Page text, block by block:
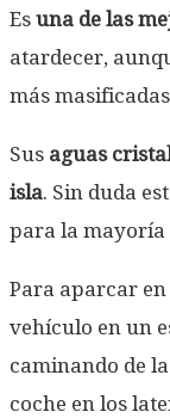
Es una de las
atardecer,
más
Sus aguas
isla. Sin duda
para la mayoría
Para aparcar en
vehículo en un
caminando de
coche en los